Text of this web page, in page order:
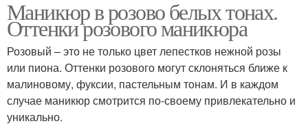
Маникюр в розово белых тонах.
Оттенки розового маникюра
Розовый – это не только цвет лепестков нежной розы
или пиона. Оттенки розового могут склоняться ближе к
малиновому, фуксии, пастельным тонам. И в каждом
случае маникюр смотрится по-своему привлекательно и
уникально.